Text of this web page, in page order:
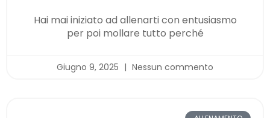
Hai mai iniziato ad allenarti con entusiasmo
per poi mollare tutto perché
Giugno 9, 2025 Nessun commento